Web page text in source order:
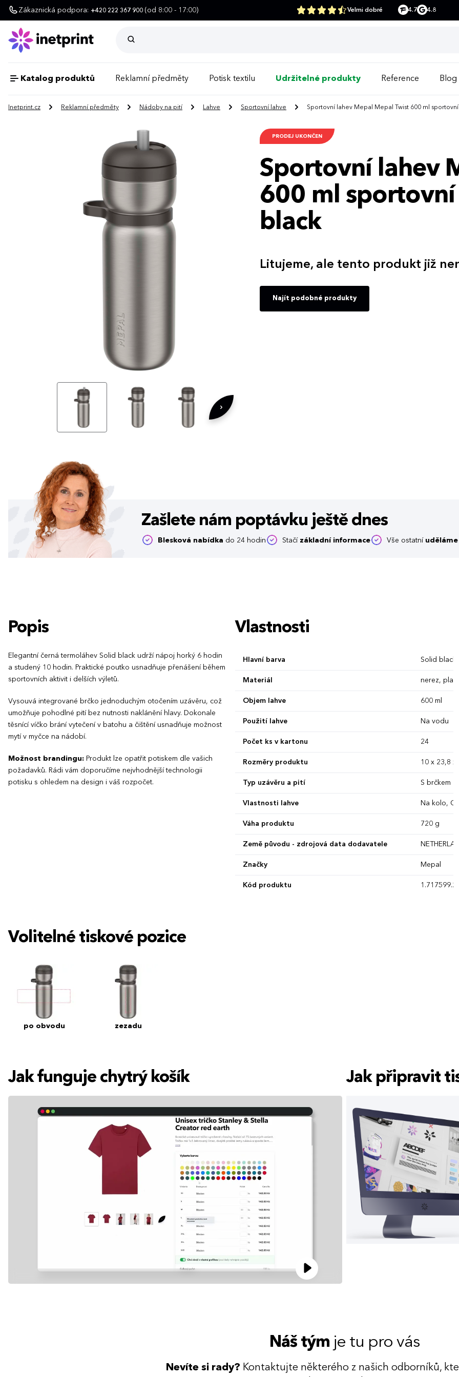
Zákaznická podpora: +420 222 367 900 (od 8:00 - 17:00) Velmi dobré 4.7 4.8
Katalog produktů Reklamní předměty Potisk textilu Udržitelné produkty Reference Blog
Inetprint.cz Reklamní předměty Nádoby na pití Lahve Sportovní lahve Sportovní lahev Mepal Mepal Twist 600 ml
PRODEJ UKONČEN
Sportovní lahev
600 ml
black
Litujeme, ale tento produkt již
Najít podobné produkty
Zašlete nám poptávku ještě dnes
Blesková nabídka do 24 hodin Stačí základní informace Vše ostatní uděláme
Popis
Elegantní černá termoláhev Solid black udrží nápoj horký 6 hodin
a studený 10 hodin. Praktické poutko usnadňuje přenášení během
sportovních aktivit i delších výletů.
Vysouvá integrované brčko jednoduchým otočením uzávěru, což
umožňuje pohodlné pití bez nutnosti naklánění hlavy. Dokonale
těsnící víčko brání vytečení v batohu a čištění usnadňuje možnost
mytí v myčce na nádobí.
Možnost brandingu: Produkt lze opatřit potiskem dle vašich
požadavků. Rádi vám doporučíme nejvhodnější technologii
potisku s ohledem na design i váš rozpočet.
Vlastnosti
Hlavní barva Solid black
Materiál nerez, plast
Objem lahve 600 ml
Použití lahve Na vodu
Počet ks v kartonu 24
Rozměry produktu 10 x 23,8 x
Typ uzávěru a pití S brčkem
Vlastnosti lahve Na kolo,
Váha produktu 720 g
Země původu - zdrojová data dodavatele
Značky Mepal
Kód produktu
Volitelné tiskové pozice
po obvodu zezadu
Jak funguje chytrý košík Jak připravit
Náš tým je tu pro vás
Nevíte si rady? Kontaktujte některého z našich odborníků,